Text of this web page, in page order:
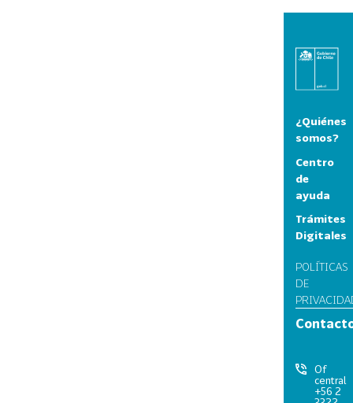
¿Quiénes
somos?
Centro
de
ayuda
Trámites
Digitales
POLÍTICAS
DE
Of
central
+56 2